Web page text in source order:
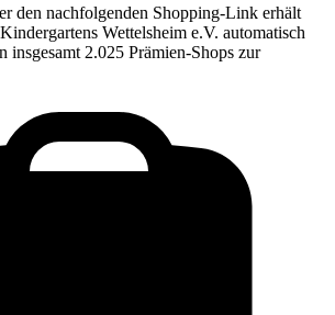
den nachfolgenden Shopping-Link erhält
Wettelsheim e.V. automatisch
insgesamt 2.025 Prämien-Shops zur